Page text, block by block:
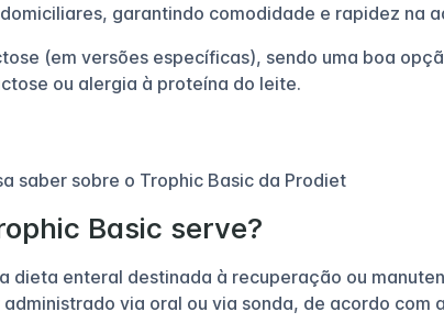
garantindo comodidade e rapidez na
(em versões específicas), sendo uma boa
ou alergia à proteína do leite.
saber sobre o Trophic Basic da Prodiet
Basic serve?
dieta enteral destinada à recuperação ou
via oral ou via sonda, de acordo com